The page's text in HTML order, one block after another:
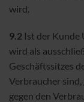
wird.
9.2 Ist der Kunde
wird als
Geschäftssitzes
Verbraucher
gegen den